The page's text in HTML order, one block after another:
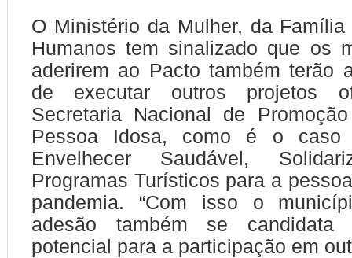
O Ministério da Mulher, da
Humanos tem sinalizado que os
aderirem ao Pacto também terão
de executar outros projetos
Secretaria Nacional de
Pessoa Idosa, como é o caso
Envelhecer Saudável,
Programas Turísticos para a
pandemia. “Com isso o
adesão também se
potencial para a participação em